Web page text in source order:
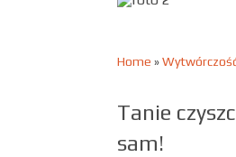
Home »
Tanie
sam!